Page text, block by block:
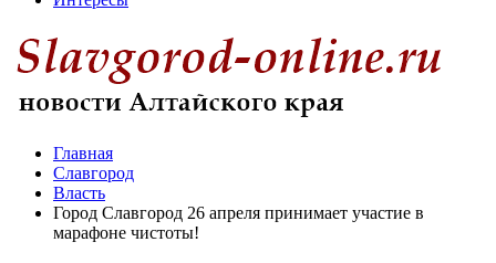
Главная
Славгород
Власть
Город Славгород 26 апреля принимает участие в
марафоне чистоты!